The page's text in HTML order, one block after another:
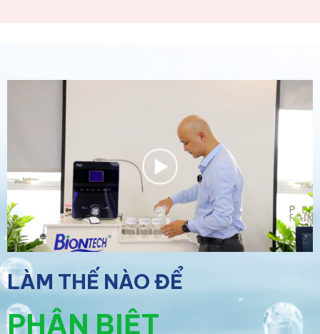
LÀM THẾ NÀO ĐỂ
PHÂN BIỆT